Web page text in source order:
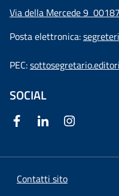
Via della Mercede 9
Posta elettronica:
PEC:
SOCIAL
Contatti sito